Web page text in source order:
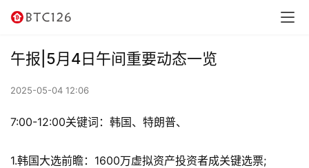
讯
讯
情
交
午报|5月4日午间重要动态一览
2025-05-04 12:06
7:00-12:00关键词：韩国、特朗普、
1.韩国大选前瞻：1600万虚拟资产投资者成关键选票;